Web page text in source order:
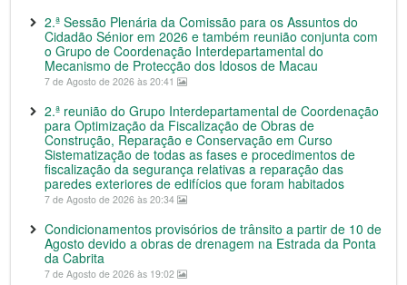
2.ª Sessão Plenária da Comissão para os Assuntos do
Cidadão Sénior em 2026 e também reunião conjunta com
o Grupo de Coordenação Interdepartamental do
Mecanismo de Protecção dos Idosos de Macau
7 de Agosto de 2026 às 20:41
2.ª reunião do Grupo Interdepartamental de Coordenação
para Optimização da Fiscalização de Obras de
Construção, Reparação e Conservação em Curso
Sistematização de todas as fases e procedimentos de
fiscalização da segurança relativas a reparação das
paredes exteriores de edifícios que foram habitados
7 de Agosto de 2026 às 20:34
Condicionamentos provisórios de trânsito a partir de 10 de
Agosto devido a obras de drenagem na Estrada da Ponta
da Cabrita
7 de Agosto de 2026 às 19:02